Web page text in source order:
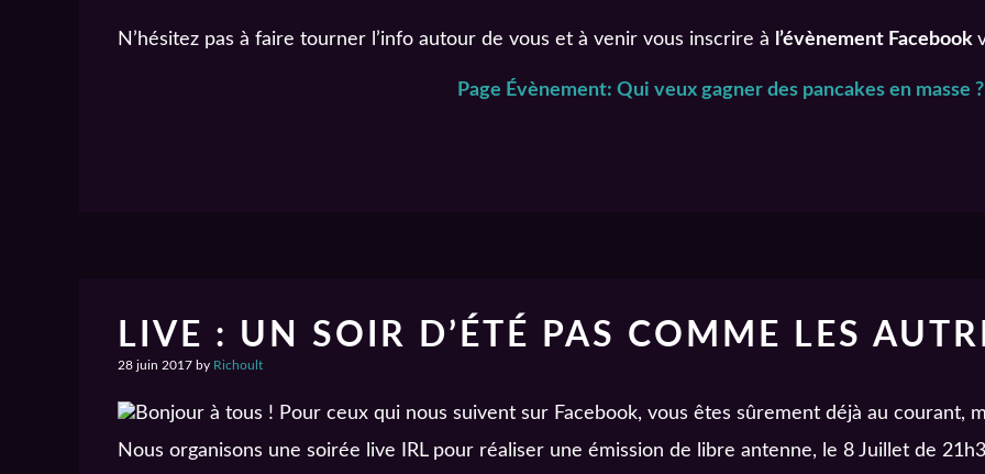
N’hésitez pas à faire tourner l’info autour de vous et à venir vous inscrire à l’évènement Facebook
Page Évènement: Qui veux gagner des pancakes en masse
LIVE : UN SOIR D’ÉTÉ PAS COMME LES
28 juin 2017 by Richoult
Bonjour à tous ! Pour ceux qui nous suivent sur Facebook, vous êtes sûrement déjà au courant,
Nous organisons une soirée live IRL pour réaliser une émission de libre antenne, le 8 Juillet de